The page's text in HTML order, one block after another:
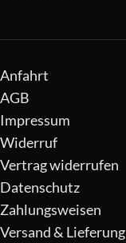
Anfahrt
AGB
Impressum
Widerruf
Vertrag widerrufen
Datenschutz
Zahlungsweisen
Versand & Lieferung